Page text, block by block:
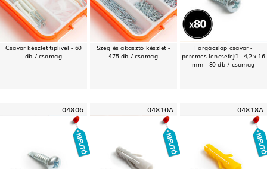
Csavar készlet tiplivel - 60
db / csomag
Szeg és akasztó készlet -
475 db / csomag
Forgácslap csavar -
peremes lencsefejű - 4,2 x 16
mm - 80 db / csomag
04806 04810A 04818A